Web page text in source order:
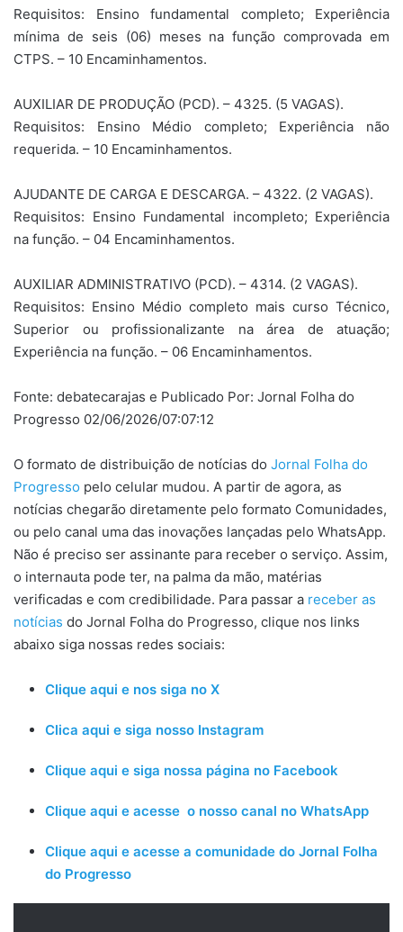
Requisitos: Ensino fundamental completo; Experiência
mínima de seis (06) meses na função comprovada em
CTPS. – 10 Encaminhamentos.
AUXILIAR DE PRODUÇÃO (PCD). – 4325. (5 VAGAS).
Requisitos: Ensino Médio completo; Experiência não
requerida. – 10 Encaminhamentos.
AJUDANTE DE CARGA E DESCARGA. – 4322. (2 VAGAS).
Requisitos: Ensino Fundamental incompleto; Experiência
na função. – 04 Encaminhamentos.
AUXILIAR ADMINISTRATIVO (PCD). – 4314. (2 VAGAS).
Requisitos: Ensino Médio completo mais curso Técnico,
Superior ou profissionalizante na área de atuação;
Experiência na função. – 06 Encaminhamentos.
Fonte: debatecarajas e Publicado Por: Jornal Folha do
Progresso 02/06/2026/07:07:12
O formato de distribuição de notícias do Jornal Folha do
Progresso pelo celular mudou. A partir de agora, as
notícias chegarão diretamente pelo formato Comunidades,
ou pelo canal uma das inovações lançadas pelo WhatsApp.
Não é preciso ser assinante para receber o serviço. Assim,
o internauta pode ter, na palma da mão, matérias
verificadas e com credibilidade. Para passar a receber as
notícias do Jornal Folha do Progresso, clique nos links
abaixo siga nossas redes sociais:
Clique aqui e nos siga no X
Clica aqui e siga nosso Instagram
Clique aqui e siga nossa página no Facebook
Clique aqui e acesse o nosso canal no WhatsApp
Clique aqui e acesse a comunidade do Jornal Folha
do Progresso